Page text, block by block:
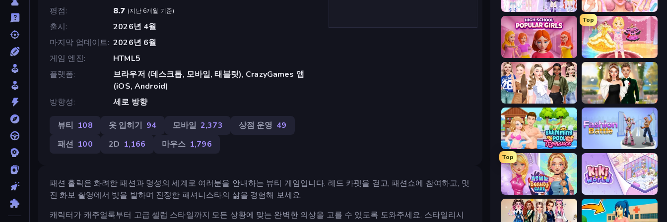
평점
8.7 (지난 6개월 기준)
출시
2026년 4월
마지막 업데이트 2026년 6월
게임 엔진
HTML5
플랫폼
브라우저 (데스크톱, 모바일, 태블릿), CrazyGames 앱
(iOS, Android)
방향성
세로 방향
뷰티 108 옷 입히기 94 모바일 2,373 상점 운영 49
패션 100 2D 1,166 마우스 1,796
패션 홀릭은 화려한 패션과 명성의 세계로 여러분을 안내하는 뷰티 게임입니다. 레드 카펫을 걷고, 패션쇼에 참여하고, 멋
진 화보 촬영에서 빛을 발하며 진정한 패셔니스타의 삶을 경험해 보세요.
캐릭터가 캐주얼룩부터 고급 셀럽 스타일까지 모든 상황에 맞는 완벽한 의상을 고를 수 있도록 도와주세요. 스타일리시
Idol Livestream: Fashion Game BFF Makeover - Spa & Dress Up
Top
Royal Glow Princess Makeover
Fashion Week 2025 Valentine's Day Proposal
Swimming Pool Romance Fashion Battle
Top
ASMR Beauty Care KiKi World